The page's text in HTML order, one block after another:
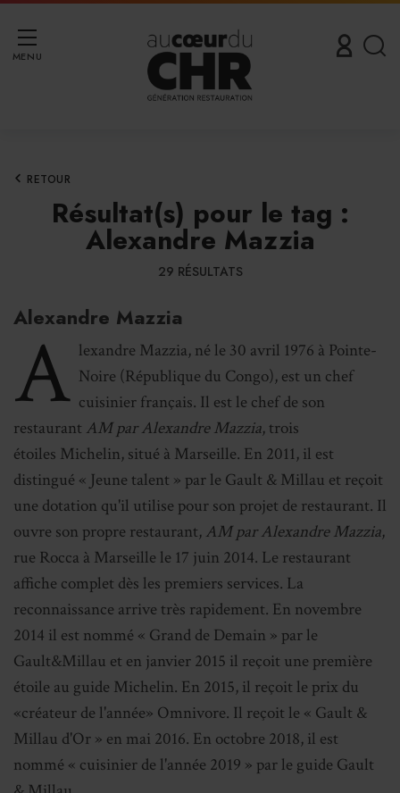
MENU
RETOUR
Résultat(s) pour le tag :
Alexandre Mazzia
29 RÉSULTATS
Alexandre Mazzia
A lexandre Mazzia, né le 30 avril 1976 à Pointe-
Noire (République du Congo), est un chef
cuisinier français. Il est le chef de son
restaurant AM par Alexandre Mazzia, trois
étoiles Michelin, situé à Marseille. En 2011, il est
distingué « Jeune talent » par le Gault & Millau et reçoit
une dotation qu'il utilise pour son projet de restaurant. Il
ouvre son propre restaurant, AM par Alexandre Mazzia,
rue Rocca à Marseille le 17 juin 2014. Le restaurant
affiche complet dès les premiers services. La
reconnaissance arrive très rapidement. En novembre
2014 il est nommé « Grand de Demain » par le
Gault&Millau et en janvier 2015 il reçoit une première
étoile au guide Michelin. En 2015, il reçoit le prix du
«créateur de l'année» Omnivore. Il reçoit le « Gault &
Millau d'Or » en mai 2016. En octobre 2018, il est
nommé « cuisinier de l'année 2019 » par le guide Gault